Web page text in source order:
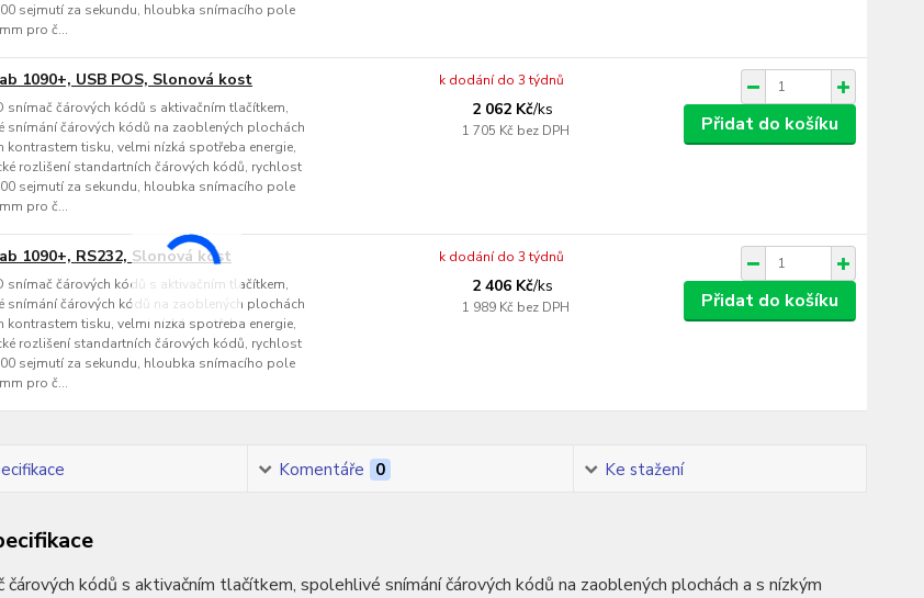
sejmutí za sekundu, hloubka snímacího pole
pro č...
1090+, USB POS, Slonová kost
snímač čárových kódů s aktivačním tlačítkem,
snímání čárových kódů na zaoblených plochách
kontrastem tisku, velmi nízká spotřeba energie,
rozlišení standartních čárových kódů, rychlost
sejmutí za sekundu, hloubka snímacího pole
pro č...
2 062 Kč/ks
1 705 Kč bez DPH
k dodání do 3 týdnů
Přidat do košíku
1090+, RS232, Slonová kost
snímač čárových kódů s aktivačním tlačítkem,
snímání čárových kódů na zaoblených plochách
kontrastem tisku, velmi nízká spotřeba energie,
rozlišení standartních čárových kódů, rychlost
sejmutí za sekundu, hloubka snímacího pole
pro č...
2 406 Kč/ks
1 989 Kč bez DPH
k dodání do 3 týdnů
Přidat do košíku
Komentáře 0 Ke stažení
čárových kódů s aktivačním tlačítkem, spolehlivé snímání čárových kódů na zaoblených plochách a s nízkým